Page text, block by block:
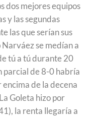
dos mejores equipos
y las segundas
las que serían sus
se medían a
tú a tú durante 20
parcial de 8-0 habría
de la decena
Goleta hizo por
la renta llegaría a